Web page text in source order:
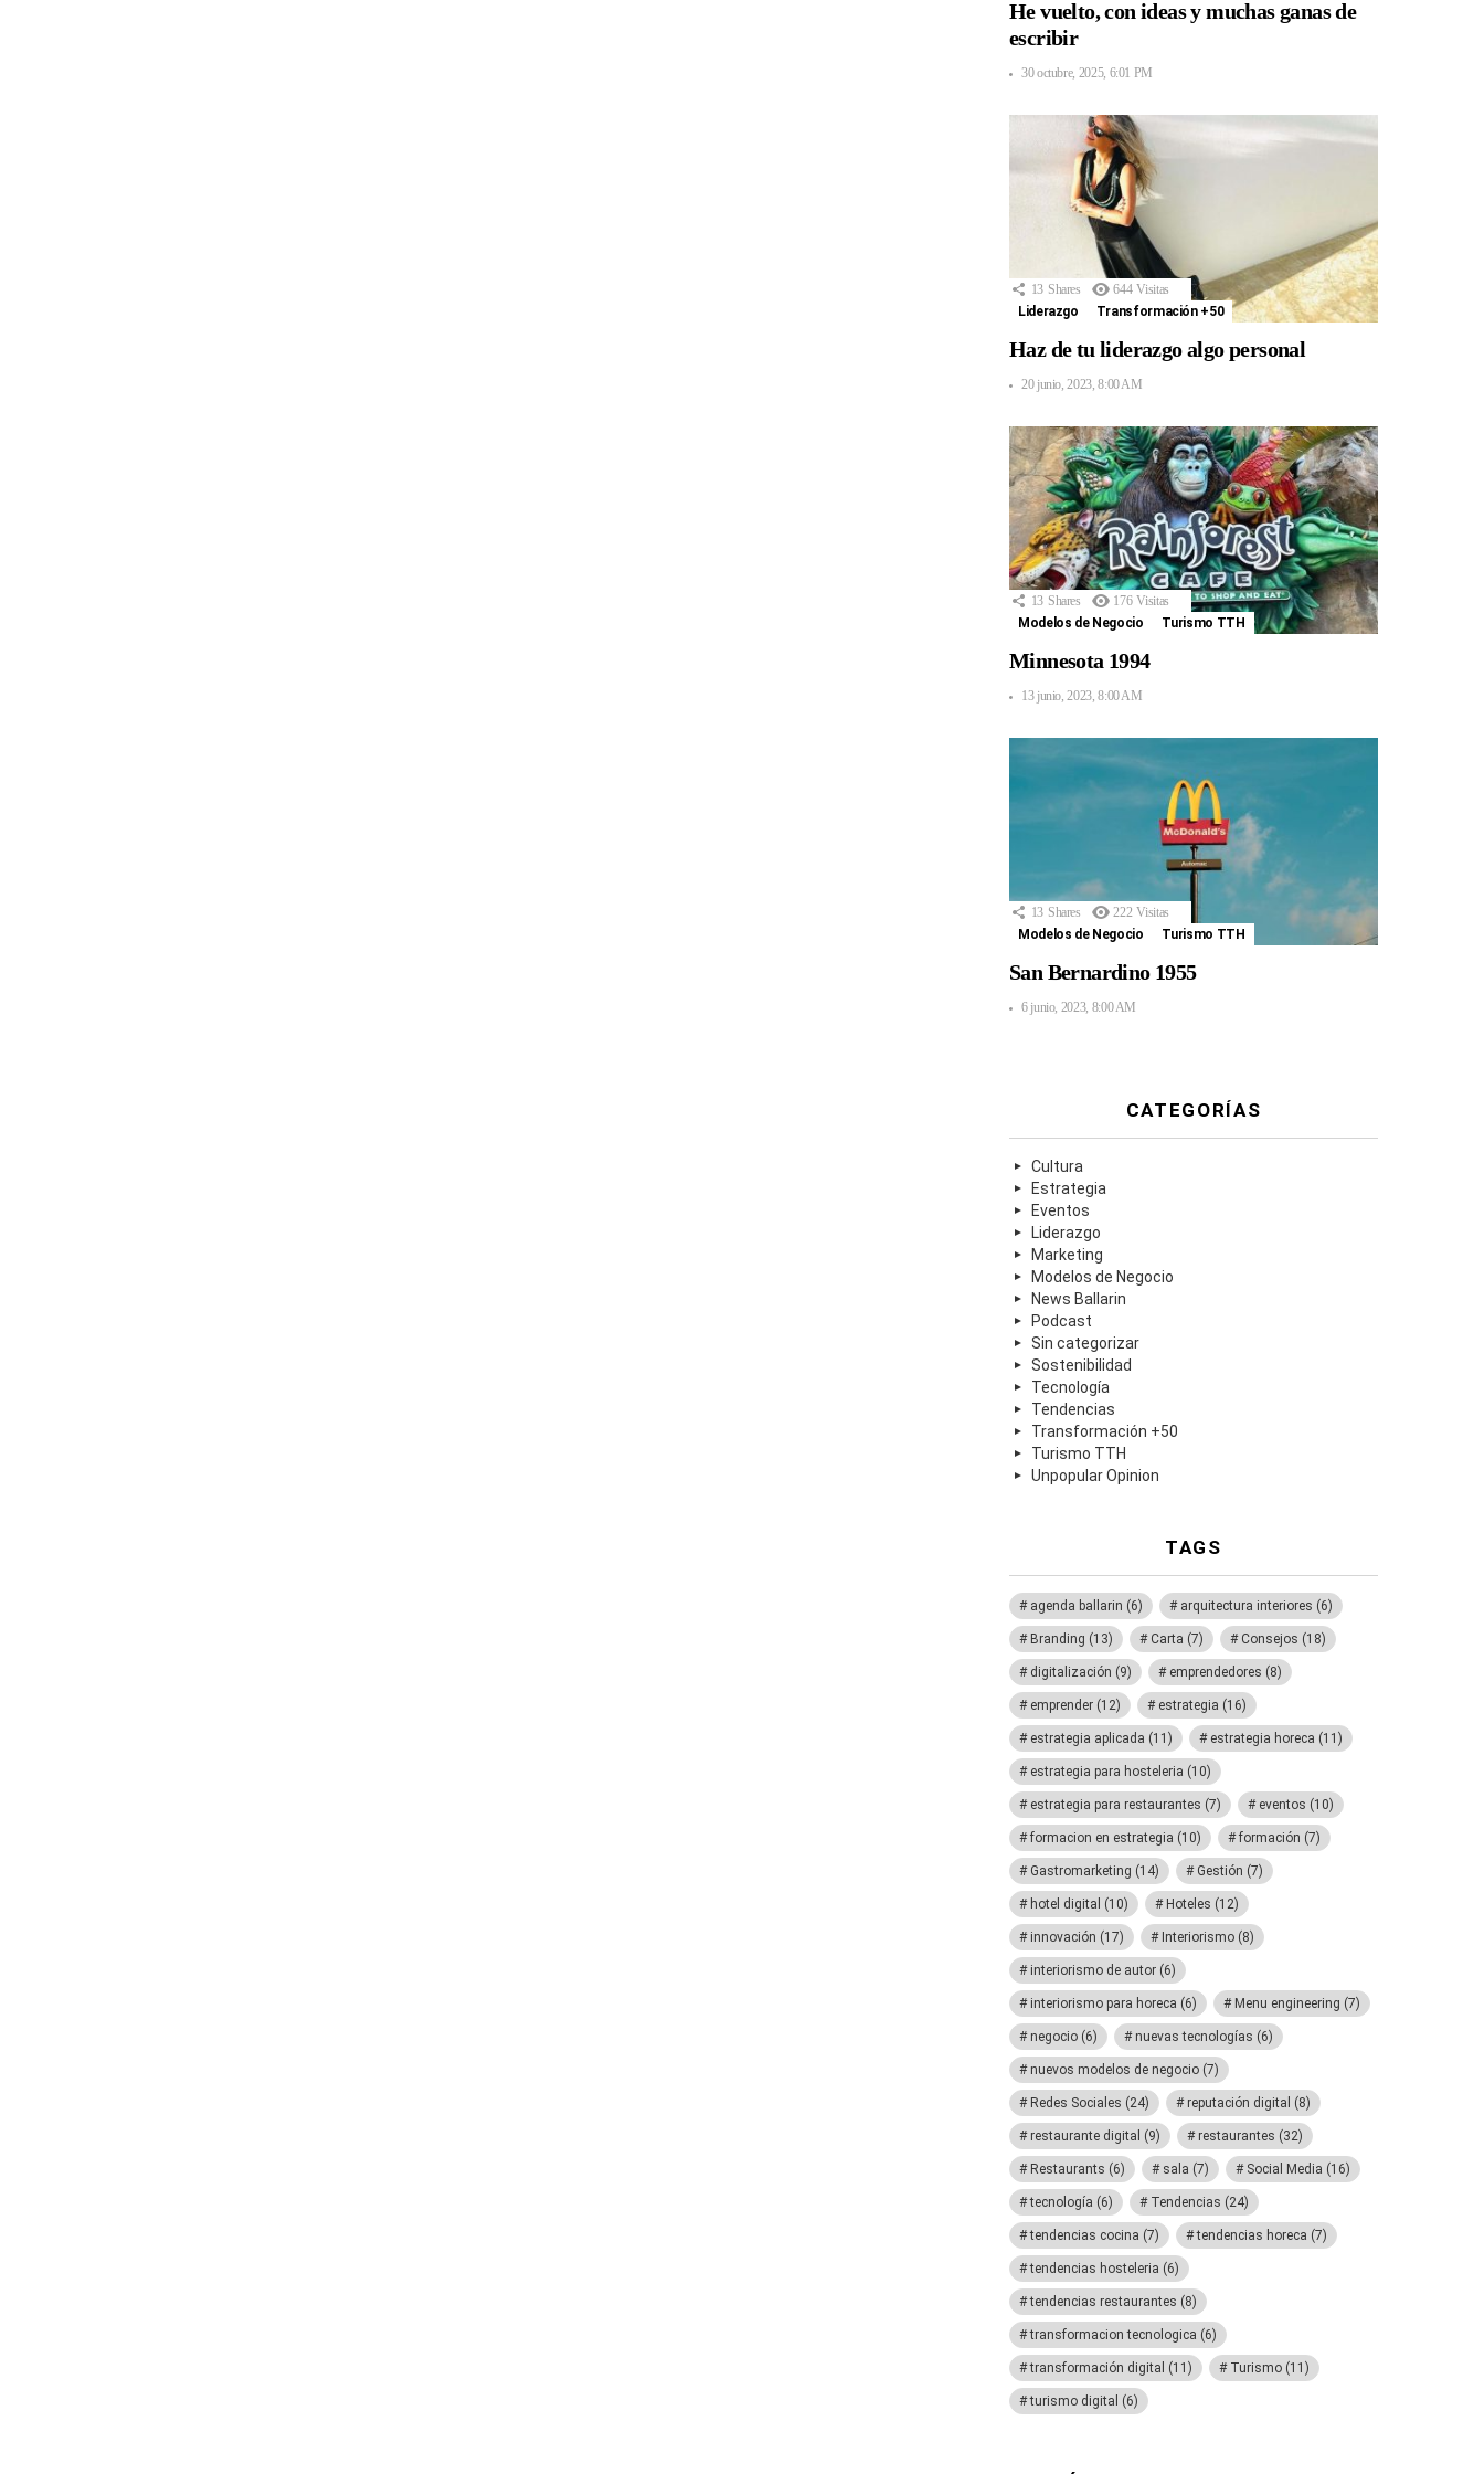
He vuelto, con ideas y muchas ganas de
escribir
30 octubre, 2025, 6:01 PM
13 Shares 644 Visitas
Liderazgo
Transformación +50
Haz de tu liderazgo algo personal
20 junio, 2023, 8:00 AM
13 Shares 176 Visitas
Modelos de Negocio
Turismo TTH
Minnesota 1994
13 junio, 2023, 8:00 AM
13 Shares 222 Visitas
Modelos de Negocio
Turismo TTH
San Bernardino 1955
6 junio, 2023, 8:00 AM
CATEGORÍAS
Cultura
Estrategia
Eventos
Liderazgo
Marketing
Modelos de Negocio
News Ballarin
Podcast
Sin categorizar
Sostenibilidad
Tecnología
Tendencias
Transformación +50
Turismo TTH
Unpopular Opinion
TAGS
agenda ballarin (6) arquitectura interiores (6)
Branding (13) Carta (7) Consejos (18)
digitalización (9) emprendedores (8)
emprender (12) estrategia (16)
estrategia aplicada (11) estrategia horeca (11)
estrategia para hosteleria (10)
estrategia para restaurantes (7) eventos (10)
formacion en estrategia (10) formación (7)
Gastromarketing (14) Gestión (7)
hotel digital (10) Hoteles (12)
innovación (17) Interiorismo (8)
interiorismo de autor (6)
interiorismo para horeca (6) Menu engineering (7)
negocio (6) nuevas tecnologías (6)
nuevos modelos de negocio (7)
Redes Sociales (24) reputación digital (8)
restaurante digital (9) restaurantes (32)
Restaurants (6) sala (7) Social Media (16)
tecnología (6) Tendencias (24)
tendencias cocina (7) tendencias horeca (7)
tendencias hosteleria (6)
tendencias restaurantes (8)
transformacion tecnologica (6)
transformación digital (11) Turismo (11)
turismo digital (6)